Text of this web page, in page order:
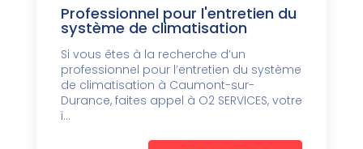
Professionnel pour l'entretien du
système de climatisation
Si vous êtes à la recherche d’un
professionnel pour l’entretien du système
de climatisation à Caumont-sur-
Durance, faites appel à O2 SERVICES, votre
i...